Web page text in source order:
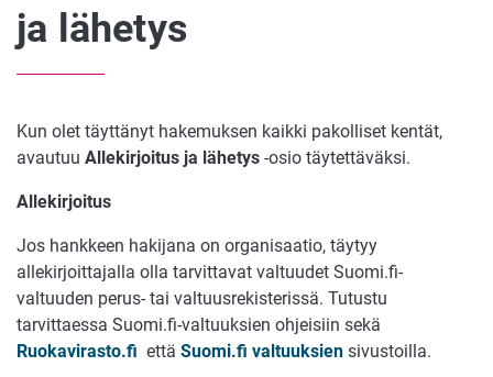
ja lähetys
Kun olet täyttänyt hakemuksen kaikki pakolliset kentät,
avautuu Allekirjoitus ja lähetys -osio täytettäväksi.
Allekirjoitus
Jos hankkeen hakijana on organisaatio, täytyy
allekirjoittajalla olla tarvittavat valtuudet Suomi.fi-
valtuuden perus- tai valtuusrekisterissä. Tutustu
tarvittaessa Suomi.fi-valtuuksien ohjeisiin sekä
Ruokavirasto.fi että Suomi.fi valtuuksien sivustoilla.